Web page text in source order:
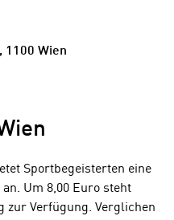
1100 Wien
Sportbegeisterten eine
Um 8,00 Euro steht
zur Verfügung. Verglichen